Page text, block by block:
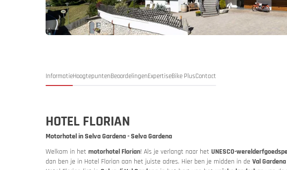
ItaliëItalië
My MoHo-App
Motor- en autotrein
InformatieHoogtepuntenBeoordelingenExpertiseBike PlusContact
HOTEL FLORIAN
Motorhotel in Selva Gardena - Selva Gardena
Welkom in het motorhotel Florian! Als je verlangt naar het UNESCO-
dan ben je in Hotel Florian aan het juiste adres. Hier ben je midden in de Val